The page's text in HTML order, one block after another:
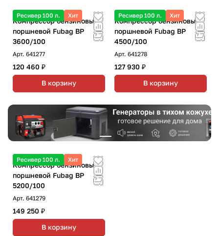
Ресивер 100 л. Хит
Компрессор бензиновый
поршневой Fubag BP
3600/100
Арт. 641277
120 460 ₽
В корзину
Ресивер 100 л. Хит
Компрессор бензиновый
поршневой Fubag BP
4500/100
Арт. 641278
127 930 ₽
В корзину
Ресивер 100 л. Хит
Компрессор бензиновый
поршневой Fubag BP
5200/100
Арт. 641279
149 250 ₽
В корзину